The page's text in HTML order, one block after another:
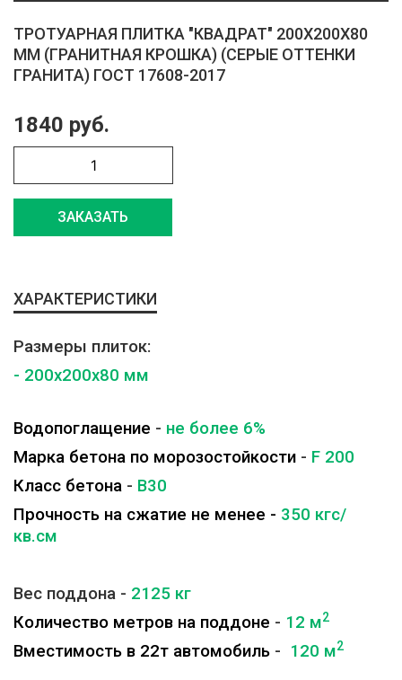
ТРОТУАРНАЯ ПЛИТКА "КВАДРАТ" 200X200X80
ММ (ГРАНИТНАЯ КРОШКА) (СЕРЫЕ ОТТЕНКИ
ГРАНИТА) ГОСТ 17608-2017
1840 руб.
ЗАКАЗАТЬ
ХАРАКТЕРИСТИКИ
Размеры плиток:
- 200x200x80 мм
Водопоглащение - не более 6%
Марка бетона по морозостойкости - F 200
Класс бетона - B30
Прочность на сжатие не менее - 350 кгс/
кв.см
Вес поддона - 2125 кг
Количество метров на поддоне - 12 м2
Вместимость в 22т автомобиль - 120 м2